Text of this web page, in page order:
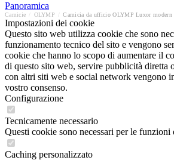
Panoramica
Camicie OLYMP Camicia da ufficio OLYMP Luxor
Impostazioni dei cookie
Questo sito web utilizza cookie che sono
funzionamento tecnico del sito e vengono
cookie che hanno lo scopo di aumentare il
di questo sito web, servire pubblicità diretta
con altri siti web e social network vengono
vostro consenso.
Configurazione
Tecnicamente necessario
Questi cookie sono necessari per le funzioni
Caching personalizzato